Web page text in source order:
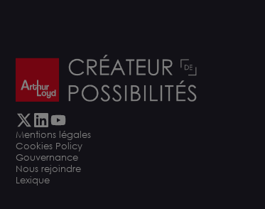
Mentions légales
Cookies Policy
Gouvernance
Nous rejoindre
Lexique